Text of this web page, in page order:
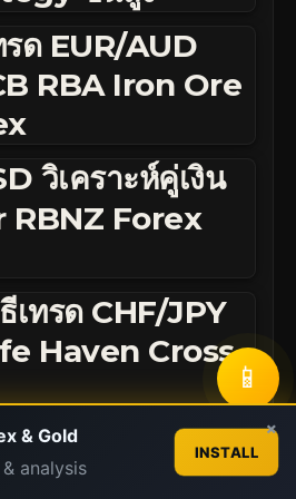
รด EUR/AUD
RBA Iron Ore
วิเคราะห์คู่เงิน
RBNZ Forex
เทรด CHF/JPY
Haven Cross
📱
& Gold
analysis
INSTALL
×
us